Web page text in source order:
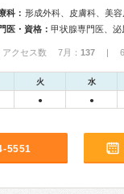
科： 形成外科、皮膚科、美
医・資格：
アクセス数 7月： 137 | 6
火 水
● ●
5551